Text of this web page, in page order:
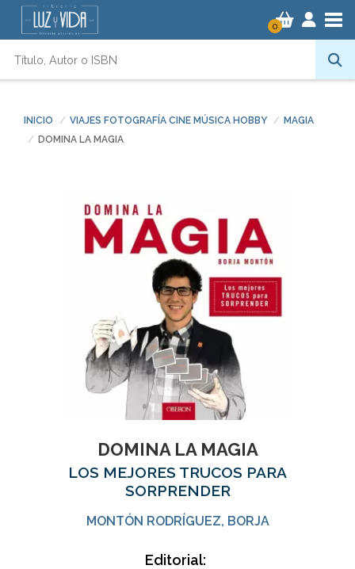
0
INICIO VIAJES FOTOGRAFÍA CINE MÚSICA HOBBY
MAGIA
DOMINA LA MAGIA
DOMINA LA MAGIA
LOS MEJORES TRUCOS PARA
SORPRENDER
MONTÓN RODRÍGUEZ, BORJA
Editorial: